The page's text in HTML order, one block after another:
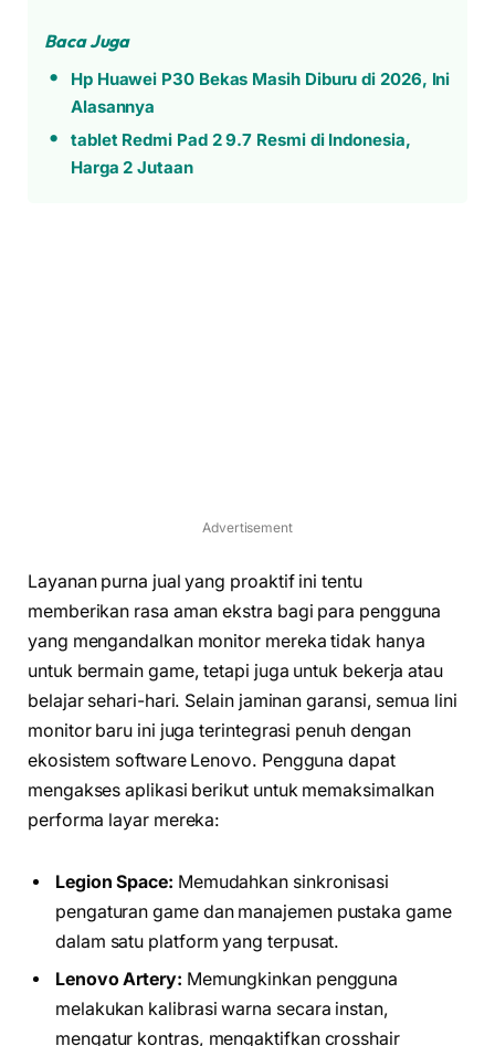
Baca Juga
Hp Huawei P30 Bekas Masih Diburu di 2026, Ini
Alasannya
tablet Redmi Pad 2 9.7 Resmi di Indonesia,
Harga 2 Jutaan
Advertisement
Layanan purna jual yang proaktif ini tentu
memberikan rasa aman ekstra bagi para pengguna
yang mengandalkan monitor mereka tidak hanya
untuk bermain game, tetapi juga untuk bekerja atau
belajar sehari-hari. Selain jaminan garansi, semua lini
monitor baru ini juga terintegrasi penuh dengan
ekosistem software Lenovo. Pengguna dapat
mengakses aplikasi berikut untuk memaksimalkan
performa layar mereka:
Legion Space: Memudahkan sinkronisasi
pengaturan game dan manajemen pustaka game
dalam satu platform yang terpusat.
Lenovo Artery: Memungkinkan pengguna
melakukan kalibrasi warna secara instan,
mengatur kontras, mengaktifkan crosshair